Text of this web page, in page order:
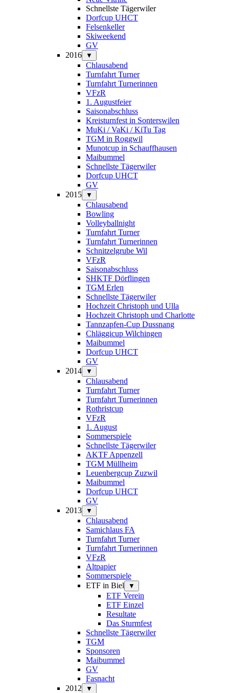
Schnellste Tägerwiler
Dorfcup UHCT
Felsenkeller
Skiweekend
GV
2016
▼
Chlausabend
Turnfahrt Turner
Turnfahrt Turnerinnen
VFzR
1. Augustfeier
Saisonabschluss
Kreisturnfest in Sonterswilen
MuKi / VaKi / KiTu Tag
TGM in Roggwil
Munotcup in Schauffhausen
Maibummel
Schnellste Tägerwiler
Dorfcup UHCT
GV
2015
▼
Chlausabend
Bowling
Volleyballnight
Turnfahrt Turner
Turnfahrt Turnerinnen
Schnitzelgrube Wil
VFzR
Saisonabschluss
SHKTF Dörflingen
TGM Erlen
Schnellste Tägerwiler
Hochzeit Christoph und Ulla
Hochzeit Christoph und Charlotte
Tannzapfen-Cup Dussnang
Chläggicup Wilchingen
Maibummel
Dorfcup UHCT
GV
2014
▼
Chlausabend
Turnfahrt Turner
Turnfahrt Turnerinnen
Rothristcup
VFzR
1. August
Sommerspiele
Schnellste Tägerwiler
AKTF Appenzell
TGM Müllheim
Leuenbergcup Zuzwil
Maibummel
Dorfcup UHCT
GV
2013
▼
Chlausabend
Samichlaus FA
Turnfahrt Turner
Turnfahrt Turnerinnen
VFzR
Altpapier
Sommerspiele
ETF in Biel
▼
ETF Verein
ETF Einzel
Resultate
Das Sturmfest
Schnellste Tägerwiler
TGM
Sponsoren
Maibummel
GV
Fasnacht
2012
▼